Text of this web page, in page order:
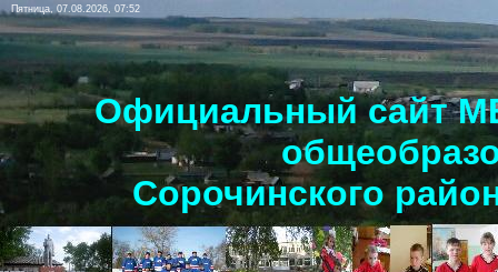
Пятница, 07.08.2026, 07:52
Официальный сайт
Сорочинского